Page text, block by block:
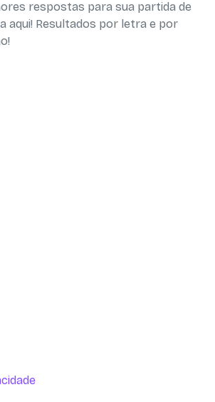
respostas para sua partida de
aqui! Resultados por letra e por